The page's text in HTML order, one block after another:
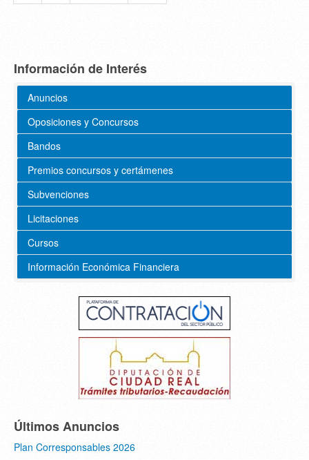
Información de Interés
Anuncios
Oposiciones y Concursos
Bandos
Premios concursos y certámenes
Subvenciones
Licitaciones
Cursos
Información Económica Financiera
Últimos Anuncios
Plan Corresponsables 2026